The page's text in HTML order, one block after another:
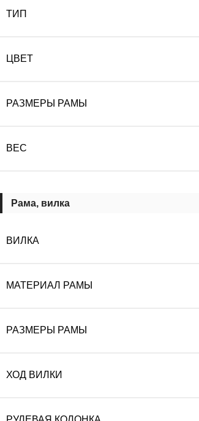
ТИП
ЦВЕТ
РАЗМЕРЫ РАМЫ
ВЕС
Рама, вилка
ВИЛКА
МАТЕРИАЛ РАМЫ
РАЗМЕРЫ РАМЫ
ХОД ВИЛКИ